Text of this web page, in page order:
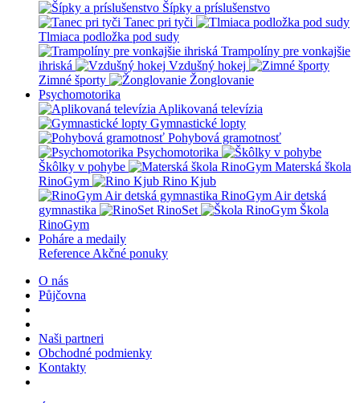
Šípky a príslušenstvo
Tanec pri tyči
Tlmiaca podložka pod sudy
Trampolíny pre vonkajšie
ihriská
Vzdušný hokej
Zimné športy
Žonglovanie
Psychomotorika
Aplikovaná televízia
Gymnastické lopty
Pohybová gramotnosť
Psychomotorika
Škôlky v pohybe
Materská škola
RinoGym
Rino Kjub
RinoGym Air detská
gymnastika
RinoSet
Škola
RinoGym
Poháre a medaily
Reference Akčné ponuky
O nás
Půjčovna
Naši partneri
Obchodné podmienky
Kontakty